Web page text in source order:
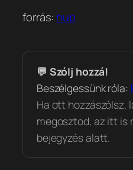
forrás: hup
💬 Szólj hozzá!
Beszélgessünk róla:
Ha ott hozzászólsz,
megosztod, az itt is
bejegyzés alatt.